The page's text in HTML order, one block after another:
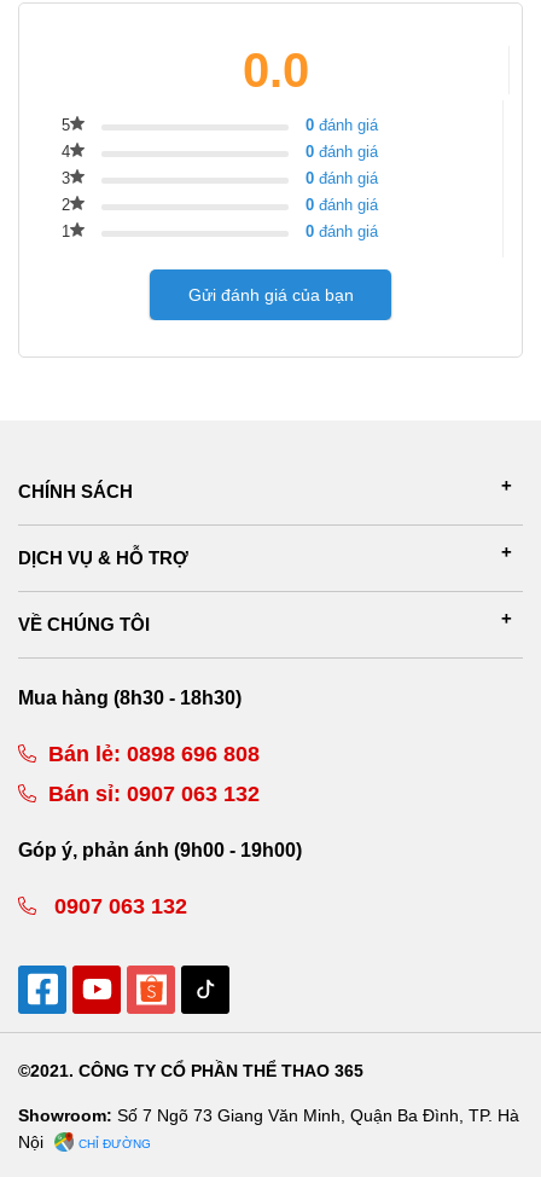
0.0
5 0 đánh giá
4
0 đánh giá
3
0 đánh giá
2
0 đánh giá
1
0 đánh giá
Gửi đánh giá của bạn
CHÍNH SÁCH
DỊCH VỤ & HỖ TRỢ
VỀ CHÚNG TÔI
Mua hàng (8h30 - 18h30)
Bán lẻ: 0898 696 808
Bán sỉ: 0907 063 132
Góp ý, phản ánh (9h00 - 19h00)
0907 063 132
©2021. CÔNG TY CỔ PHẦN THỂ THAO 365
Showroom: Số 7 Ngõ 73 Giang Văn Minh, Quận Ba Đình, TP. Hà
Nội
CHỈ ĐƯỜNG